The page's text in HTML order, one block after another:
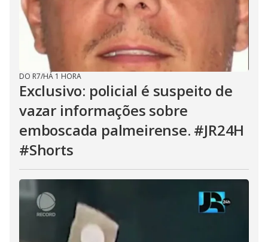
DO R7/HÁ 1 HORA
Exclusivo: policial é suspeito de
vazar informações sobre
emboscada palmeirense. #JR24H
#Shorts